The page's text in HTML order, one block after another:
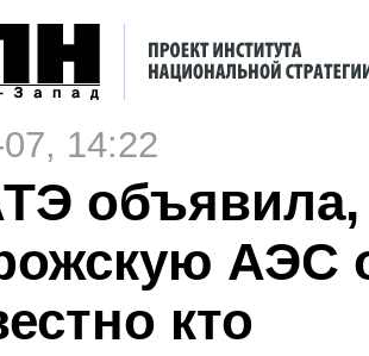
14:22
объявила,
АЭС
кто